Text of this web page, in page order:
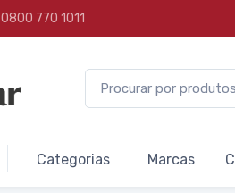
0800 770 1011
Categorias Marcas